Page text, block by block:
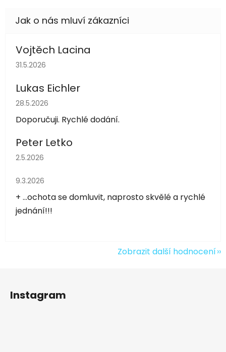
Vojtěch Lacina
Hodnocení obchodu je 5 z 5 hvězdiček.
31.5.2026
Lukas Eichler
Hodnocení obchodu je 5 z 5 hvězdiček.
28.5.2026
Doporučuji. Rychlé dodání.
Peter Letko
Hodnocení obchodu je 5 z 5 hvězdiček.
2.5.2026
Hodnocení obchodu je 5 z 5 hvězdiček.
9.3.2026
+ ...ochota se domluvit, naprosto skvělé a rychlé
jednání!!!
Zobrazit další hodnocení
Instagram